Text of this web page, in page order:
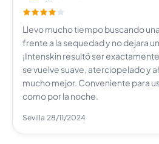
Llevo mucho tiempo buscando
frente a la sequedad y no dejara
¡Intenskin resultó ser
se vuelve suave, aterciopelado y
mucho mejor. Conveniente para
como por la noche.
Sevilla 28/11/2024